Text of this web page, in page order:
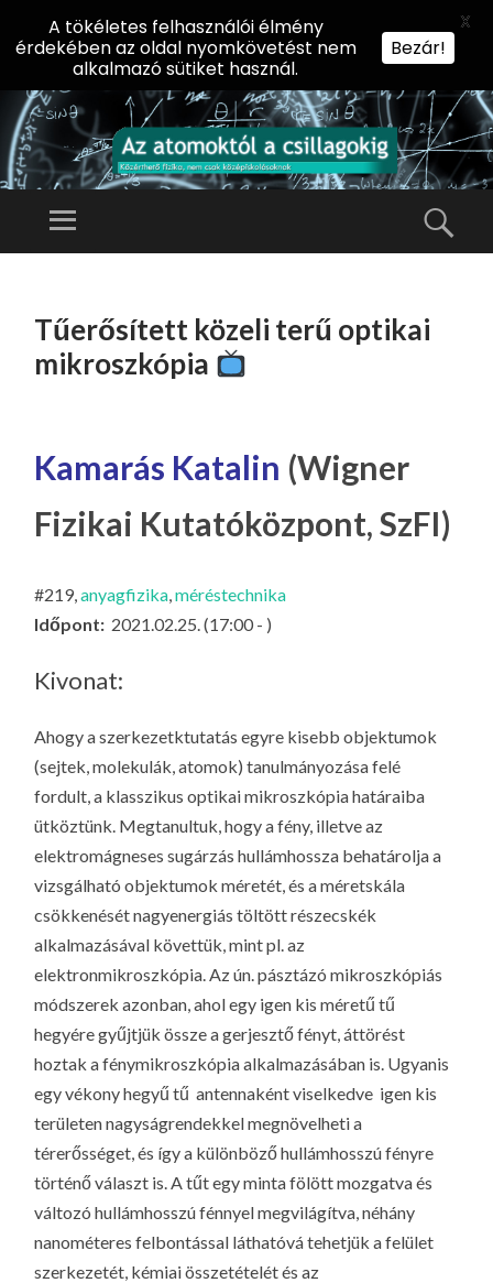
AZ
KT
CS
IL
LA
G
KI
Előadássorozat
Természettudományi
Menü
TARTALOMHOZ
Tűerősített közeli terű optikai
mikroszkópia
Kamarás Katalin (Wigner
Fizikai Kutatóközpont, SzFI)
#219,anyagfizika,méréstechnika
Időpont: 2021.02.25. (17:00 - )
Kivonat:
Ahogy a szerkezetktutatás egyre kisebb objektumok
(sejtek, molekulák, atomok) tanulmányozása felé
fordult, a klasszikus optikai mikroszkópia határaiba
ütköztünk. Megtanultuk, hogy a fény, illetve az
elektromágneses sugárzás hullámhossza behatárolja a
vizsgálható objektumok méretét, és a méretskála
csökkenését nagyenergiás töltött részecskék
alkalmazásával követtük, mint pl. az
elektronmikroszkópia. Az ún. pásztázó mikroszkópiás
módszerek azonban, ahol egy igen kis méretű tű
hegyére gyűjtjük össze a gerjesztő fényt, áttörést
hoztak a fénymikroszkópia alkalmazásában is. Ugyanis
egy vékony hegyű tű  antennaként viselkedve  igen kis
területen nagyságrendekkel megnövelheti a
térerősséget, és így a különböző hullámhosszú fényre
történő választ is. A tűt egy minta fölött mozgatva és
változó hullámhosszú fénnyel megvilágítva, néhány
nanométeres felbontással láthatóvá tehetjük a felület
szerkezetét, kémiai összetételét és az
A tökéletes felhasználói élmény
érdekében az oldal nyomkövetést nem
alkalmazó sütiket használ.
Bezár!
X